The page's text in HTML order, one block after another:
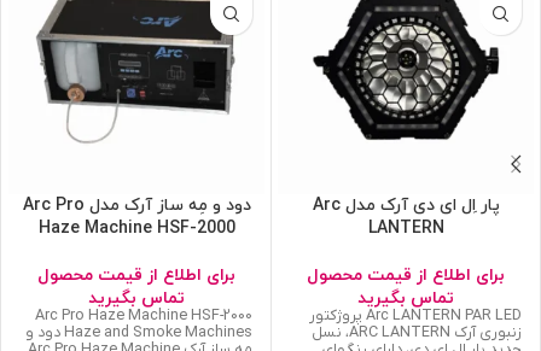
پار اِل ای دی آرک مدل Arc
LANTERN
برای اطلاع از قیمت محصول
تماس بگیرید
Arc LANTERN PAR LED پروژکتور
زنبوری آرک ARC LANTERN، نسل
دود و مِه ساز آرک مدل Arc Pro
Haze Machine HSF-2000
برای اطلاع از قیمت محصول
تماس بگیرید
Arc Pro Haze Machine HSF-2000
Haze and Smoke Machines دود و